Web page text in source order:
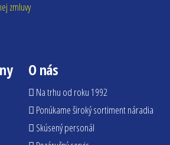
zmluvy
O nás
Na trhu od roku 1992
Ponúkame široký sortiment náradia
Skúsený personál